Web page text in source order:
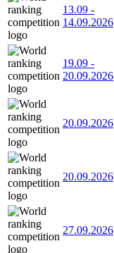
13.09 -
14.09.2026
19.09 -
20.09.2026
20.09.2026
20.09.2026
27.09.2026